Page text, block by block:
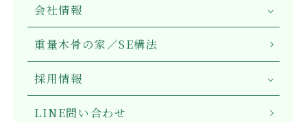
会社情報
重量木骨の家／SE構法
採用情報
LINE問い合わせ